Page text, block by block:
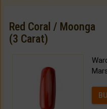
Red Coral / Moonga
(3 Carat)